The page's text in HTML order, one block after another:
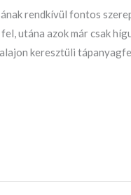
rendkívül fontos
utána azok már csak
keresztüli